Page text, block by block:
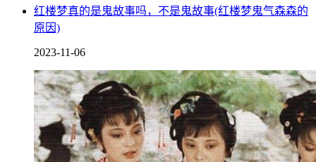
红楼梦真的是鬼故事吗，不是鬼故事(红楼梦鬼气森森的
原因)
2023-11-06